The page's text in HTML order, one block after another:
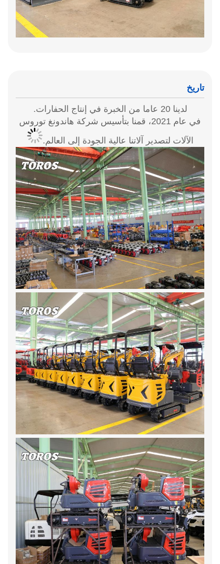
تاريخ
لدينا 20 عاما من الخبرة في إنتاج الحفارات.
في عام 2021، قمنا بتأسيس شركة هاندونغ توروس
الآلات لتصدير آلاتنا عالية الجودة إلى العالم.